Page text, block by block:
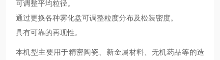
可调整平均粒径。
通过更换各种雾化盘可调整粒度分布及松装密度。
具有可靠的再现性。
本机型主要用于精密陶瓷、新金属材料、无机药品等的造